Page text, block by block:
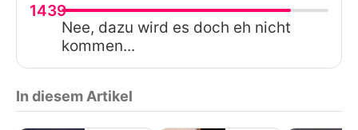
1439
Nee, dazu wird es doch eh nicht
kommen...
In diesem Artikel